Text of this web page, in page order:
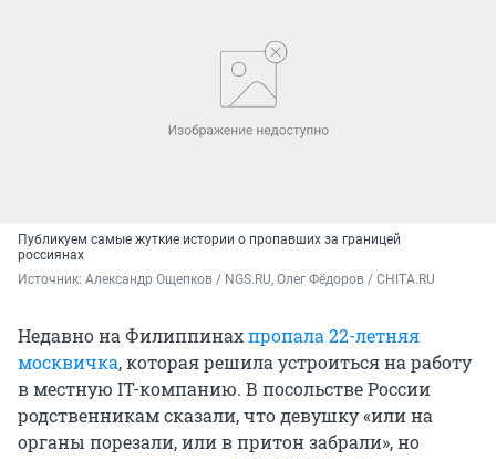
Публикуем самые жуткие истории о пропавших за границей
россиянах
Источник: Александр Ощепков / NGS.RU, Олег Фёдоров / CHITA.RU
Недавно на Филиппинахпропала 22-летняя
москвичка, которая решила устроиться на работу
в местную IT-компанию. В посольстве России
родственникам сказали, что девушку «или на
органы порезали, или в притон забрали», но